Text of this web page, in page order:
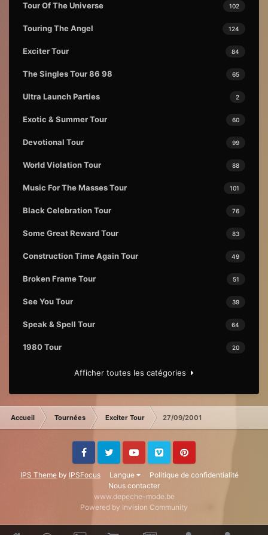
102
Tour Of The Universe
124
Touring The Angel
84
Exciter Tour
65
The Singles Tour 86 98
2
Ultra Launch Parties
60
Exotic & Summer Tour
99
Devotional Tour
88
World Violation Tour
101
Music For The Masses Tour
76
Black Celebration Tour
83
Some Great Reward Tour
49
Construction Time Again Tour
51
Broken Frame Tour
39
See You Tour
64
Speak & Spell Tour
20
1980 Tour
Afficher toutes les catégories
Accueil Tournées Exciter Tour 27/09/2001
IPS Theme by IPSFocus Langue
Politique de confidentialité
Nous contacter
FacebookTwitter Youtube Vimeo Pinterest
www.depeche-mode.be
Powered by Invision Community